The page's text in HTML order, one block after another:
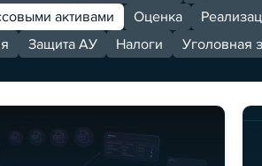
активами
Оценка
Защита АУ Налоги Уголовная